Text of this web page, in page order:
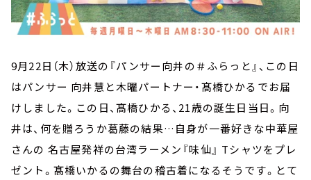
9月22日（木）放送の『パンサー向井の＃ふらっと』、この日
はパンサー 向井慧と木曜パートナー・髙橋ひかるでお届
けしました。この日、髙橋ひかる、21歳の誕生日当日。向
井は、何を贈ろうか葛藤の結果…自身が一番好きな中華屋
さんの 名古屋発祥の台湾ラーメン『味仙』 Tシャツをプレ
ゼント。髙橋いかるの舞台の稽古着になるそうです。とて